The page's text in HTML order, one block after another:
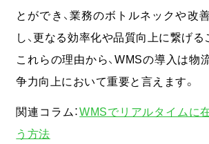
とができ、業務のボトルネックや改
し、更なる効率化や品質向上に繋げる
これらの理由から、WMSの導入は物
争力向上において重要と言えます。
関連コラム：WMSでリアルタイムに
う方法